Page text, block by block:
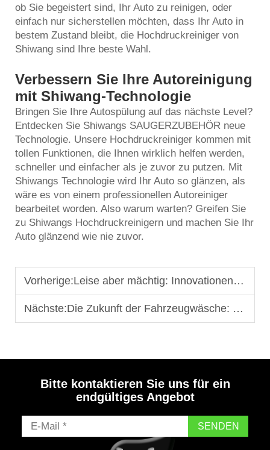
ob Sie begeistert sind, Ihr Auto zu reinigen, oder
einfach nur sicherstellen möchten, dass Ihr Auto in
bestem Zustand bleibt, die Hochdruckreiniger von
Shiwang sind Ihre beste Wahl.
Verbessern Sie Ihre Autoreinigung
mit Shiwang-Technologie
Bringen Sie Ihre Autospülung auf das nächste Level?
Entdecken Sie Shiwangs SAUGERZUBEHÖR neue
Technologie. Unsere Hochdruckreiniger kommen mit
tollen Funktionen, die Ihnen wirklich helfen werden,
schneller und einfacher als je zuvor zu putzen. Mit
Shiwangs Technologie wird Ihr Auto so glänzen, als
wäre es von einem professionellen Autoreiniger
bearbeitet worden. Also warum warten? Greifen Sie
zu Shiwangs Hochdruckreinigern und machen Sie Ihr
Auto glänzend wie nie zuvor.
Vorherige:Leise aber mächtig: Innovationen im Bereich der Niedriggeräusch-Druckreiniger für städtische Umgebungen
Nächste:Die Zukunft der Fahrzeugwäsche: Innovationen bei Hochdruckreinigungsgeräten, die Sie kennen sollten
Bitte kontaktieren Sie uns für ein
endgültiges Angebot
SENDEN